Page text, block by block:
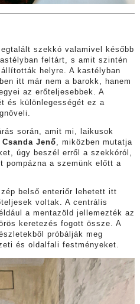
szekkó valamivel később
feltárt, s amit szintén
helyre. A kastélyban
itt már nem a barokk, hanem
az erőteljesebbek. A
és különlegességét ez a
során, amit mi, laikusok
Csanda Jenő , miközben mutatja
úgy beszél erről a szekkóról,
pompázna a szemünk előtt a
belső enteriőr lehetett itt
voltak. A centrális
a mentazöld jellemezték az
keretezés fogott össze. A
próbálják meg
és oldalfali festményeket.